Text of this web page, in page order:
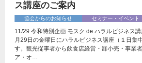
ス講座のご案内
協会からのお知らせ セミナー・イベント
11/29 令和特別企画 モスク de ハラルビジネス
月29日の金曜日にハラルビジネス講座（１日集
す。観光従事者から飲食店経営・卸小売・事業
ア・オ…